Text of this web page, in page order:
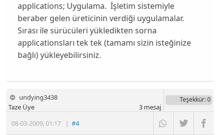
applications; Uygulama. İşletim sistemiyle
beraber gelen üreticinin verdiği uygulamalar.
Sırası ile sürücüleri yükledikten sorna
applicationsları tek tek (tamamı sizin isteğinize
bağlı) yükleyebilirsiniz.
undying3438
08-03-2009,01:17 |#4
Taze Üye
Teşekkür: 0
3mesaj